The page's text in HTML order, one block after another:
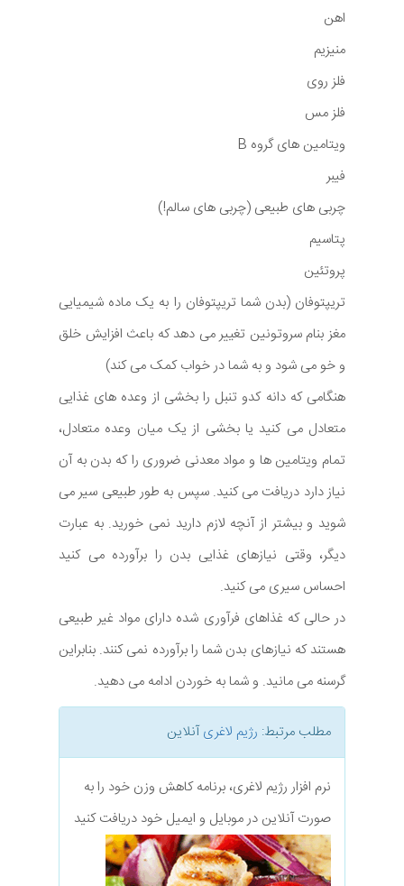
اهن
منیزیم
فلز روی
فلز مس
ویتامین های گروه B
فیبر
چربی های طبیعی (چربی های سالم!)
پتاسیم
پروتئین
تریپتوفان (بدن شما تریپتوفان را به یک ماده شیمیایی
مغز بنام سروتونین تغییر می دهد که باعث افزایش خلق
و خو می شود و به شما در خواب کمک می کند)
هنگامی که دانه کدو تنبل را بخشی از وعده های غذایی
متعادل می کنید یا بخشی از یک میان وعده متعادل،
تمام ویتامین ها و مواد معدنی ضروری را که بدن به آن
نیاز دارد دریافت می کنید. سپس به طور طبیعی سیر می
شوید و بیشتر از آنچه لازم دارید نمی خورید. به عبارت
دیگر، وقتی نیازهای غذایی بدن را برآورده می کنید
احساس سیری می کنید.
در حالی که غذاهای فرآوری شده دارای مواد غیر طبیعی
هستند که نیازهای بدن شما را برآورده نمی کنند. بنابراین
گرسنه می مانید. و شما به خوردن ادامه می دهید.
مطلب مرتبط: رژیم لاغریآنلاین
نرم افزار رژیم لاغری، برنامه کاهش وزن خود را به
صورت آنلاین در موبایل و ایمیل خود دریافت کنید